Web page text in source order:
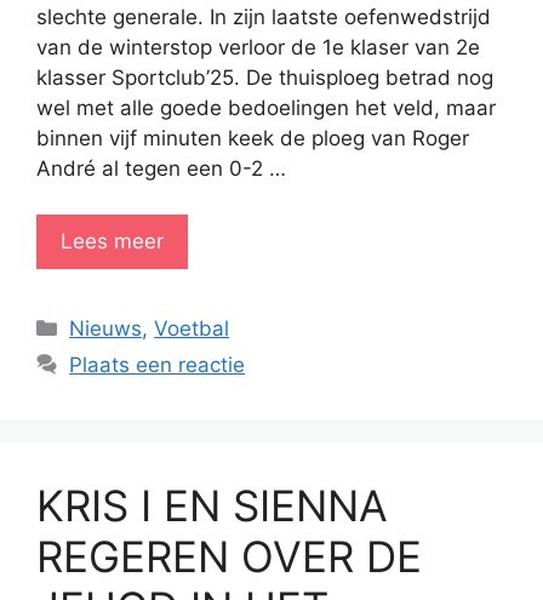
slechte generale. In zijn laatste oefenwedstrijd
van de winterstop verloor de 1e klaser van 2e
klasser Sportclub’25. De thuisploeg betrad nog
wel met alle goede bedoelingen het veld, maar
binnen vijf minuten keek de ploeg van Roger
André al tegen een 0-2 …
Lees meer
Categorieën
Nieuws,Voetbal
Plaats een reactie
KRIS I EN SIENNA
REGEREN OVER DE